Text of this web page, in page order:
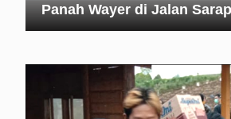
Panah Wayer di Jalan